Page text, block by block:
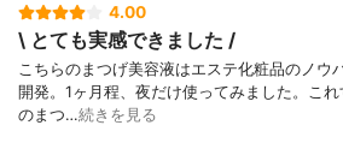
4.00
\ とても実感できました /
こちらのまつげ美容液はエステ化粧品のノウ
開発。1ヶ月程、夜だけ使ってみました。ㅤㅤㅤㅤㅤㅤㅤㅤㅤㅤ
のまつ…続きを見る